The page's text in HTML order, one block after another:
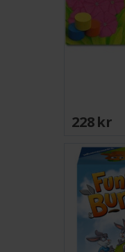
228 SEK